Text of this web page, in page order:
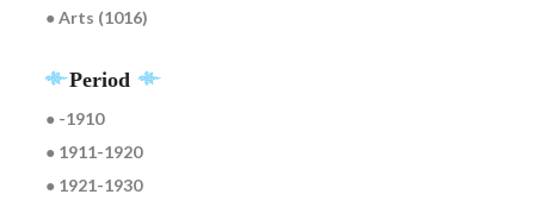
● Arts (1016)
Period
● -1910
● 1911-1920
● 1921-1930